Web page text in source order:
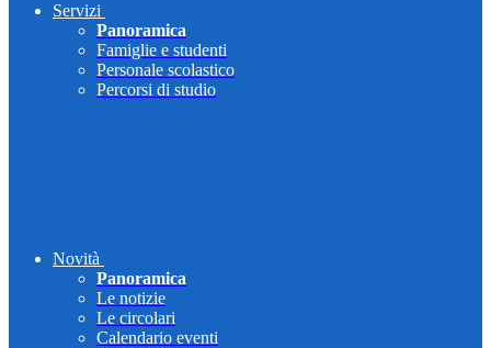
Servizi
Panoramica
Famiglie e studenti
Personale scolastico
Percorsi di studio
Novità
Panoramica
Le notizie
Le circolari
Calendario eventi